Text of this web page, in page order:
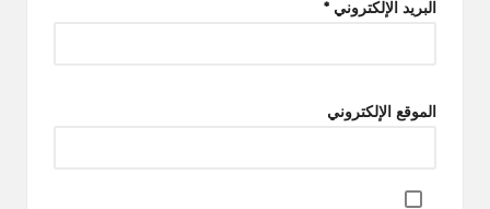
البريد الإلكتروني *
الموقع الإلكتروني